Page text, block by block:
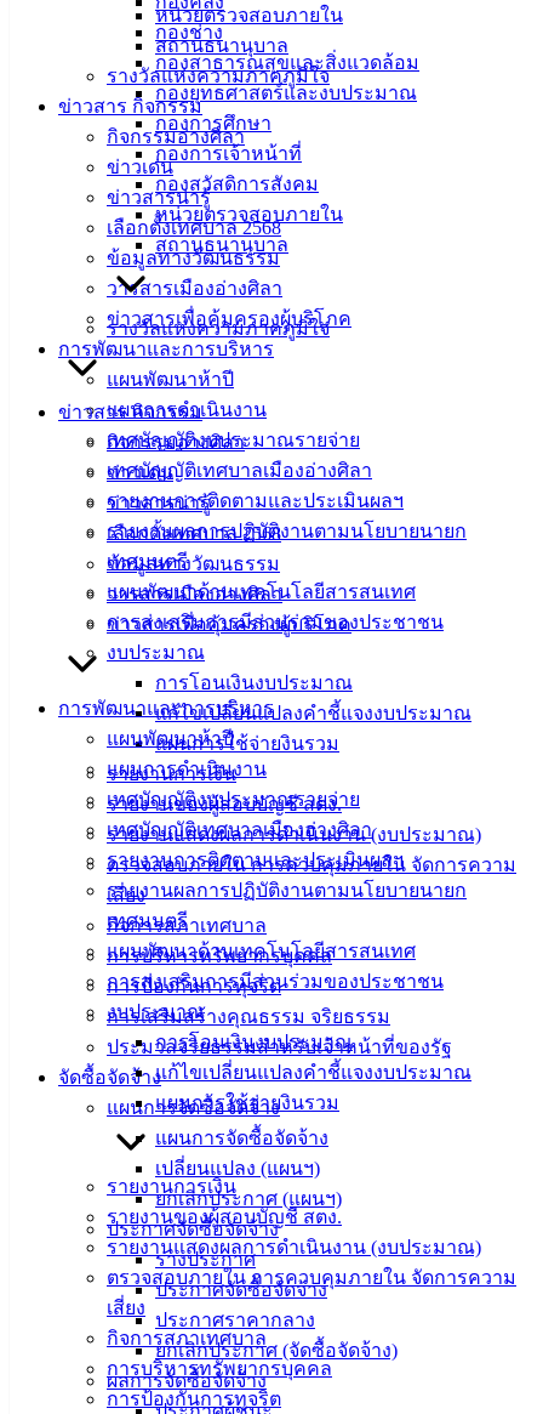
หน่วยตรวจสอบภายใน
สถานธนานุบาล
รางวัลแห่งความภาคภูมิใจ
ข่าวสาร กิจกรรม
กิจกรรมอ่างศิลา
ข่าวเด่น
ข่าวสารน่ารู้
เลือกตั้งเทศบาล 2568
ข้อมูลทางวัฒนธรรม
วารสารเมืองอ่างศิลา
ข่าวสารเพื่อคุ้มครองผู้บริโภค
การพัฒนาและการบริหาร
แผนพัฒนาห้าปี
แผนการดำเนินงาน
เทศบัญญัติงบประมาณรายจ่าย
เทศบัญญัติเทศบาลเมืองอ่างศิลา
รายงานการติดตามและประเมินผลฯ
รายงานผลการปฏิบัติงานตามนโยบายนายก
เทศมนตรี
แผนพัฒนาด้านเทคโนโลยีสารสนเทศ
การส่งเสริมการมีส่วนร่วมของประชาชน
งบประมาณ
การโอนเงินงบประมาณ
แก้ไขเปลี่ยนแปลงคำชี้แจงงบประมาณ
แผนการใช้จ่ายงินรวม
รายงานการเงิน
รายงานของผู้สอบบัญชี สตง.
รายงานแสดงผลการดำเนินงาน (งบประมาณ)
ตรวจสอบภายใน การควบคุมภายใน จัดการความ
เสี่ยง
กิจการสภาเทศบาล
การบริหารทรัพยากรบุคคล
การป้องกันการทุจริต
การเสริมสร้างคุณธรรม จริยธรรม
ประมวลจริยธรรมสำหรับเจ้าหน้าที่ของรัฐ
จัดซื้อจัดจ้าง
แผนการจัดซื้อจัดจ้าง
แผนการจัดซื้อจัดจ้าง
เปลี่ยนแปลง (แผนฯ)
ยกเลิกประกาศ (แผนฯ)
ประกาศจัดซื้อจัดจ้าง
ร่างประกาศ
ประกาศจัดซื้อจัดจ้าง
ประกาศราคากลาง
ยกเลิกประกาศ (จัดซื้อจัดจ้าง)
ผลการจัดซื้อจัดจ้าง
กองช่าง
กองสาธารณสุขและสิ่งแวดล้อม
กองยุทธศาสตร์และงบประมาณ
กองการศึกษา
กองการเจ้าหน้าที่
กองสวัสดิการสังคม
หน่วยตรวจสอบภายใน
สถานธนานุบาล
รางวัลแห่งความภาคภูมิใจ
ข่าวสาร กิจกรรม
กิจกรรมอ่างศิลา
ข่าวเด่น
ข่าวสารน่ารู้
เลือกตั้งเทศบาล 2568
ข้อมูลทางวัฒนธรรม
วารสารเมืองอ่างศิลา
ข่าวสารเพื่อคุ้มครองผู้บริโภค
การพัฒนาและการบริหาร
แผนพัฒนาห้าปี
แผนการดำเนินงาน
เทศบัญญัติงบประมาณรายจ่าย
เทศบัญญัติเทศบาลเมืองอ่างศิลา
รายงานการติดตามและประเมินผลฯ
รายงานผลการปฏิบัติงานตามนโยบายนายก
เทศมนตรี
แผนพัฒนาด้านเทคโนโลยีสารสนเทศ
การส่งเสริมการมีส่วนร่วมของประชาชน
งบประมาณ
การโอนเงินงบประมาณ
แก้ไขเปลี่ยนแปลงคำชี้แจงงบประมาณ
แผนการใช้จ่ายงินรวม
รายงานการเงิน
รายงานของผู้สอบบัญชี สตง.
รายงานแสดงผลการดำเนินงาน (งบประมาณ)
ตรวจสอบภายใน การควบคุมภายใน จัดการความ
เสี่ยง
กิจการสภาเทศบาล
การบริหารทรัพยากรบุคคล
การป้องกันการทุจริต
038-
142-100-104
บริการ
ประชาชน
ดาวน์โหลด
แบบ
ฟอร์ม,
เอกสาร
คู่มือ
สำหรับ
ประชาชน/
คู่มือการ
ปฏิบัติ
งาน
ข่าวสาร
น่ารู้
ศุนย์
ข้อมูล
ข่าวสาร
อิเล็กทรอนิกส์
ความรู้
(Knowledge
Management)
เทศบาล
สายตรง
ประวัติ
เทศบาล
ผู้บริหาร
หัวหน้า
ส่วน
ราชการ
สภา
เทศบาล
สงวนลิขสิทธิ์ © 2563 เทศบาลเมืองอ่างศิลา จังหวัดชลบุรี |
angsilacity.go.th | Powered byBuuscript